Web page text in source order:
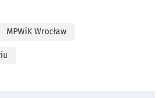
MPWiK Wrocław